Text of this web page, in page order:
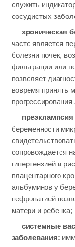
служить
сосудистых
хроническая
часто является
болезни почек,
фильтрации или
позволяет
вовремя принять
беременности
сопровождается
гипертензией и
плацентарного
альбуминов у
нефропатией
матери и ребенка;
системные
заболевания: